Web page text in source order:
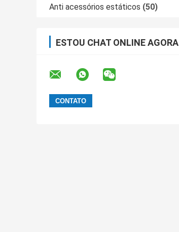
Anti acessórios estáticos (50)
ESTOU CHAT ONLINE AGORA